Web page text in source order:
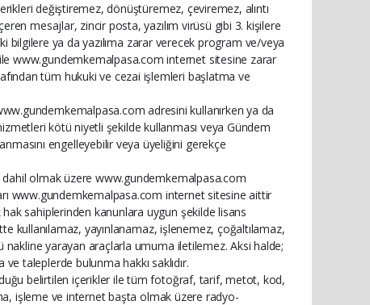
değiştiremez, dönüştüremez, çeviremez, alıntı
mesajlar, zincir posta, yazılım virüsü gibi 3. kişilere
bilgilere ya da yazılıma zarar verecek program ve/veya
www.gundemkemalpasa.com internet sitesine zarar
tüm hukuki ve cezai işlemleri başlatma ve
adresini kullanırken ya da
kötü niyetli şekilde kullanması veya Gündem
engelleyebilir veya üyeliğini gerekçe
olmak üzere www.gundemkemalpasa.com
www.gundemkemalpasa.com internet sitesine aittir
sahiplerinden kanunlara uygun şekilde lisans
kullanılamaz, yayınlanamaz, işlenemez, çoğaltılamaz,
yarayan araçlarla umuma iletilemez. Aksi halde;
taleplerde bulunma hakkı saklıdır.
belirtilen içerikler ile tüm fotoğraf, tarif, metot, kod,
işleme ve internet başta olmak üzere radyo-